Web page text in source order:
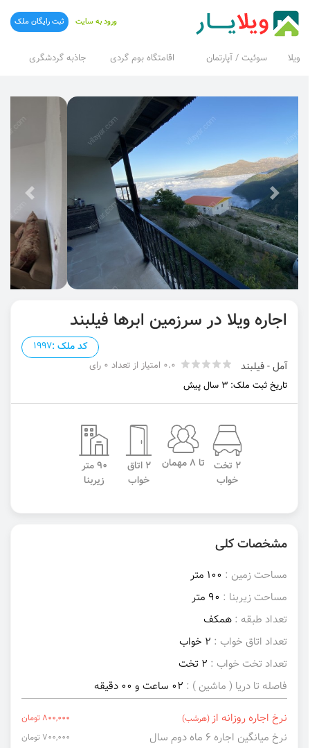
ویلا سوئیت / آپارتمان اقامتگاه بوم گردی جاذبه گردشگری
ورود به سایت ثبت رایگان ملک
اجاره ویلا در سرزمین ابرها فیلبند
کد ملک :1997
آمل - فیلبند
0.0 امتیاز از تعداد 0 رای
تاریخ ثبت ملک: 3 سال پیش
2 تخت
خواب
تا 8 مهمان
2 اتاق
خواب
90 متر
زیربنا
مشخصات کلی
مساحت زمین : 100 متر
مساحت زیربنا : 90 متر
تعداد طبقه : همکف
تعداد اتاق خواب : 2 خواب
تعداد تخت خواب : 2 تخت
فاصله تا دریا ( ماشین ) : 02 ساعت و 00 دقیقه
نرخ اجاره روزانه از (هرشب) 800,000 تومان
نرخ میانگین اجاره ۶ ماه دوم سال 700,000 تومان